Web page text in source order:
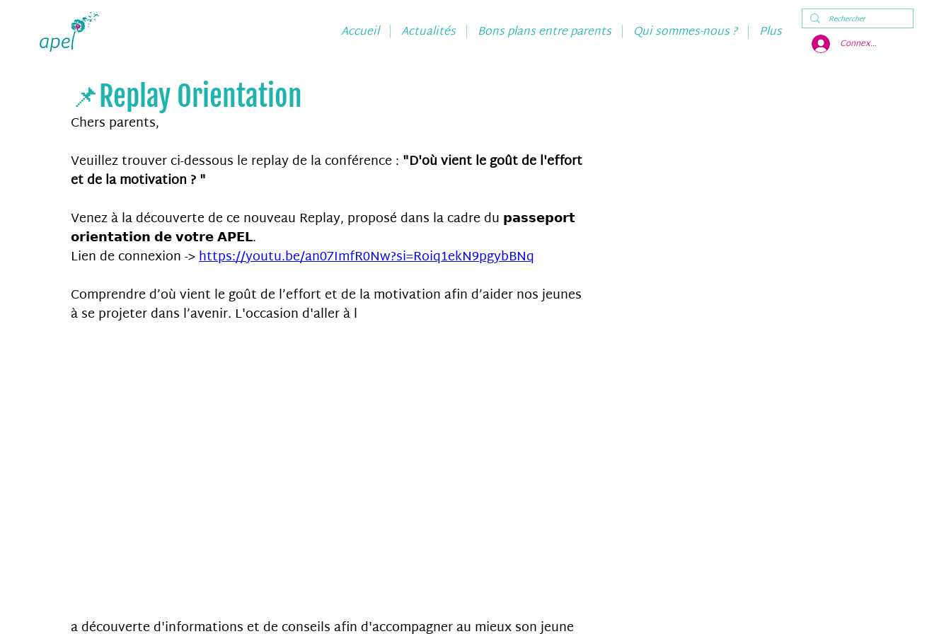
Accueil Actualités Bons plans entre parents Qui sommes-nous ? Plus
Connexion
📌Replay Orientation
Chers parents,
Veuillez trouver ci-dessous le replay de la conférence : "D'où vient le goût de l'effort
et de la motivation ? "
Venez à la découverte de ce nouveau Replay, proposé dans la cadre du 𝗽𝗮𝘀𝘀𝗲𝗽𝗼𝗿𝘁
𝗼𝗿𝗶𝗲𝗻𝘁𝗮𝘁𝗶𝗼𝗻 𝗱𝗲 𝘃𝗼𝘁𝗿𝗲 𝗔𝗣𝗘𝗟.
Lien de connexion -> https://youtu.be/an07ImfR0Nw?si=Roiq1ekN9pgybBNq
Comprendre d’où vient le goût de l’effort et de la motivation afin d’aider nos jeunes
à se projeter dans l’avenir. L'occasion d'aller à l
a découverte d'informations et de conseils afin d'accompagner au mieux son jeune